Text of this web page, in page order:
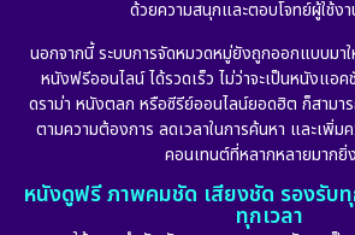
ด้วยความสนุกและตอบโจทย์ผู้ใช้ง
นอกจากนี้ ระบบการจัดหมวดหมู่ยังถูกออกแบบมาใ
หนังฟรีออนไลน์ ได้รวดเร็ว ไม่ว่าจะเป็นหนังแอ
ดราม่า หนังตลก หรือซีรีย์ออนไลน์ยอดฮิต ก็สามา
ตามความต้องการ ลดเวลาในการค้นหา และเพิ่มค
คอนเทนต์ที่หลากหลายมากยิ่
หนังดูฟรี ภาพคมชัด เสียงชัด รองรั
ทุกเวลา